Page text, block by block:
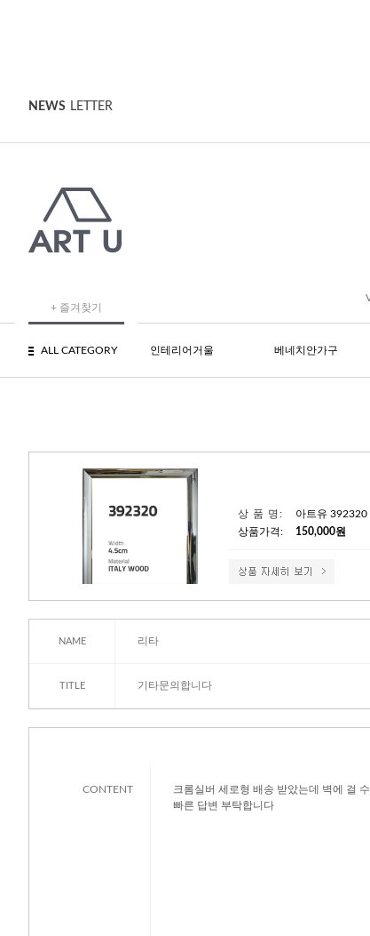
NEWS LETTER
+ 즐겨찾기
ALL CATEGORY 인테리어거울 베네치안가구
상 품 명:
아트유 392320
상품가격:
150,000원
NAME 리타
TITLE 기타문의합니다
CONTENT
크롬실버 세로형 배송 받았는데 벽에 걸
빠른 답변 부탁합니다